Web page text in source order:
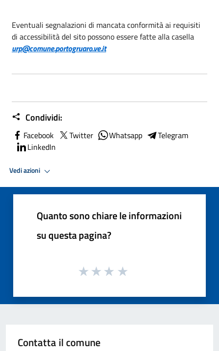
Eventuali segnalazioni di mancata conformità ai requisiti
di accessibilità del sito possono essere fatte alla casella
urp@comune.portogruaro.ve.it
Condividi:
Facebook Twitter Whatsapp
Telegram
LinkedIn
Vedi azioni
Quanto sono chiare le informazioni
su questa pagina?
Contatta il comune